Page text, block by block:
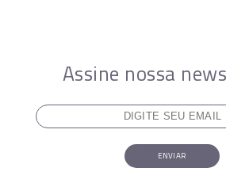
Assine nossa
ENVIAR